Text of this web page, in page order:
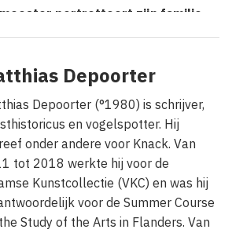
portretteert zijn familie.
Depoorter
Depoorter (°1980) is schrijver,
en vogelspotter. Hij
onder andere voor Knack. Van
tot 2018 werkte hij voor de
Kunstcollectie (VKC) en was hij
voor de Summer Course
Study of the Arts in Flanders. Van